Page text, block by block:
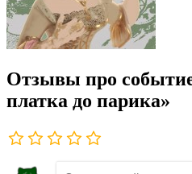
Отзывы про
платка до парика»